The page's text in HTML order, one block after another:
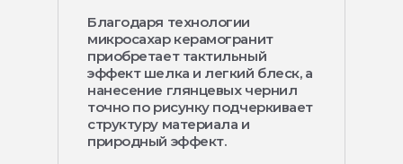
Благодаря технологии
микросахар керамогранит
приобретает тактильный
эффект шелка и легкий блеск, а
нанесение глянцевых чернил
точно по рисунку подчеркивает
структуру материала и
природный эффект.